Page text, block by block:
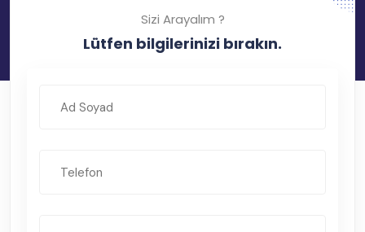
Sizi Arayalım ?
Lütfen bilgilerinizi bırakın.